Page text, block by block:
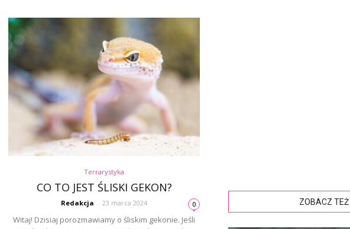
Terrarystyka
CO TO JEST ŚLISKI GEKON?
Redakcja - 23 marca 2024 0
Witaj! Dzisiaj porozmawiamy o śliskim gekonie. Jeśli
ZOBACZ TEŻ